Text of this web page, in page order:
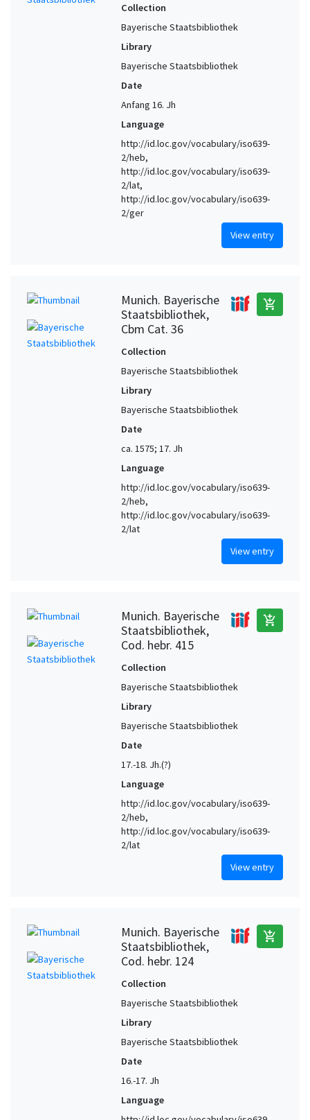
Collection
Bayerische Staatsbibliothek
Library
Bayerische Staatsbibliothek
Date
Anfang 16. Jh
Language
http://id.loc.gov/vocabulary/iso639-
2/heb,
http://id.loc.gov/vocabulary/iso639-
2/lat,
http://id.loc.gov/vocabulary/iso639-
2/ger
View entry
Munich. Bayerische
Staatsbibliothek,
Cbm Cat. 36
add_shopping_cart
Collection
Bayerische Staatsbibliothek
Library
Bayerische Staatsbibliothek
Date
ca. 1575; 17. Jh
Language
http://id.loc.gov/vocabulary/iso639-
2/heb,
http://id.loc.gov/vocabulary/iso639-
2/lat
View entry
Munich. Bayerische
Staatsbibliothek,
Cod. hebr. 415
add_shopping_cart
Collection
Bayerische Staatsbibliothek
Library
Bayerische Staatsbibliothek
Date
17.-18. Jh.(?)
Language
http://id.loc.gov/vocabulary/iso639-
2/heb,
http://id.loc.gov/vocabulary/iso639-
2/lat
View entry
Munich. Bayerische
Staatsbibliothek,
Cod. hebr. 124
add_shopping_cart
Collection
Bayerische Staatsbibliothek
Library
Bayerische Staatsbibliothek
Date
16.-17. Jh
Language